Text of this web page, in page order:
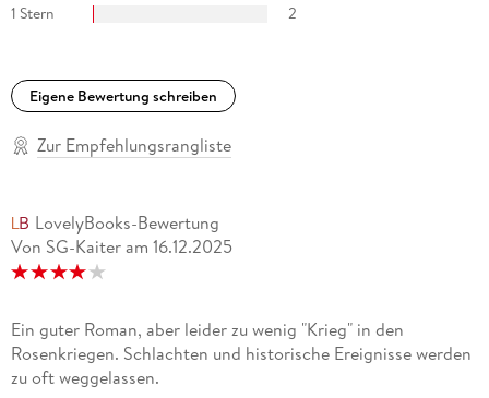
1 Stern
2
Eigene Bewertung schreiben
Zur Empfehlungsrangliste
LovelyBooks-Bewertung
Von SG-Kaiter am 16.12.2025
Ein guter Roman, aber leider zu wenig "Krieg" in den
Rosenkriegen. Schlachten und historische Ereignisse werden
zu oft weggelassen.